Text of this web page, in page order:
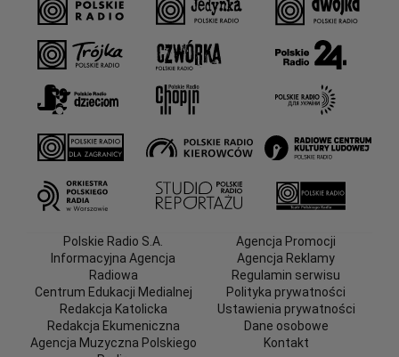
Polskie Radio S.A.
Informacyjna Agencja
Radiowa
Centrum Edukacji Medialnej
Redakcja Katolicka
Redakcja Ekumeniczna
Agencja Muzyczna Polskiego
Agencja Promocji
Agencja Reklamy
Regulamin serwisu
Polityka prywatności
Ustawienia prywatności
Dane osobowe
Kontakt